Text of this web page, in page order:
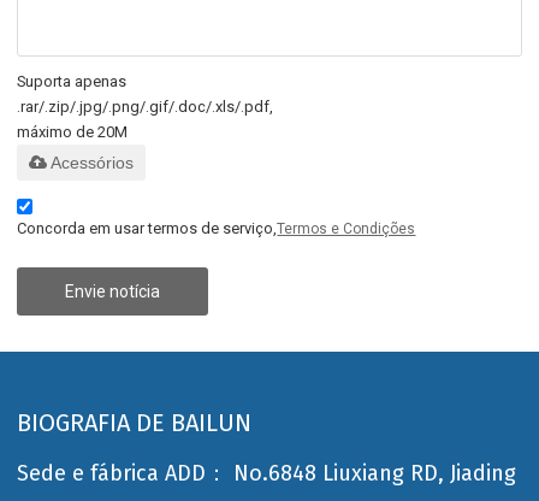
Suporta apenas
.rar/.zip/.jpg/.png/.gif/.doc/.xls/.pdf,
máximo de 20M
Acessórios
Concorda em usar termos de serviço,Termos e Condições
Envie notícia
BIOGRAFIA DE BAILUN
Sede e fábrica ADD： No.6848 Liuxiang RD, Jiading